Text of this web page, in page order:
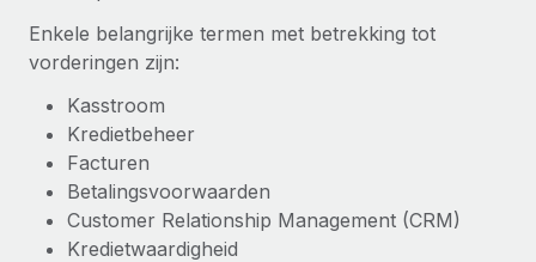
Remote Embedded
Platform
Ingebouwde essentiële HR-functies voor je team
Verbinden Nieuw
AI-tools koppelen aan Remote met onze MCP
Mid-market
Teams uitbreiden met HR solutions op maat
Enterprise
Global HR voor grote bedrijven
WERK MET ONS SAMEN
Onderzoek en gidsen
Casestudy's
HR-woordenlijst
Checklists en templates
Bibliotheek met functiebeschrijvingen
Español
Italiano
Português (Portugal)
日本語
Enkele belangrijke termen met betrekking tot
vorderingen zijn:
Kasstroom
Kredietbeheer
Facturen
Betalingsvoorwaarden
Customer Relationship Management (CRM)
Kredietwaardigheid